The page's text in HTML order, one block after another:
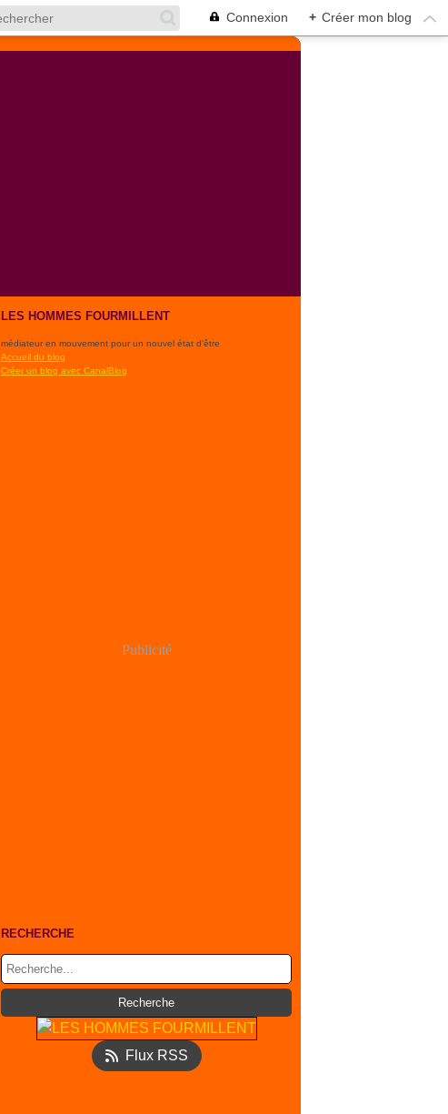
Connexion + Créer mon blog
LES HOMMES FOURMILLENT
médiateur en mouvement pour un nouvel état d'être
Accueil du blog
Créer un blog avec CanalBlog
Publicité
RECHERCHE
Flux RSS